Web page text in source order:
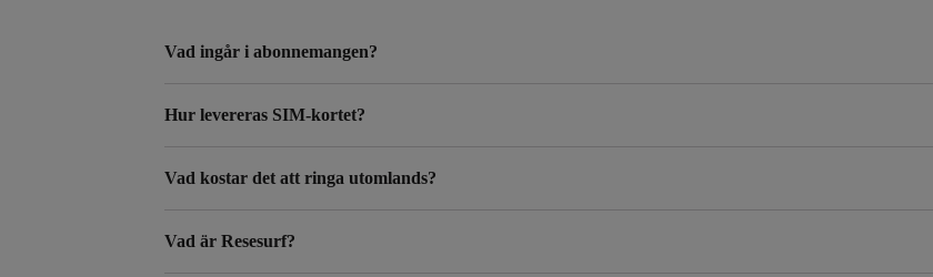
Vad ingår i abonnemangen?
Hur levereras SIM-kortet?
Vad kostar det att ringa utomlands?
Vad är Resesurf?